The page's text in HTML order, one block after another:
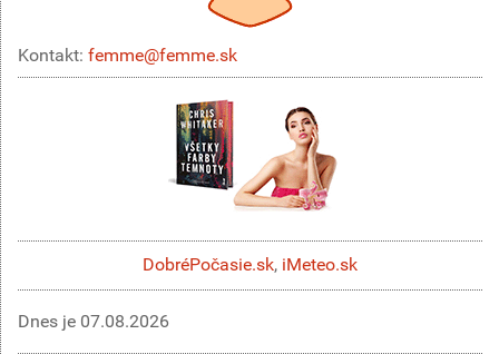
Kontakt: femme@femme.sk
DobréPočasie.sk, iMeteo.sk
Dnes je 07.08.2026